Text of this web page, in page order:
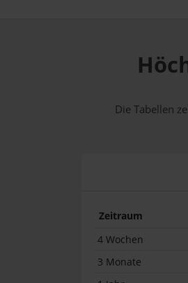
Die Tabellen
Zeitraum
4 Wochen
3 Monate